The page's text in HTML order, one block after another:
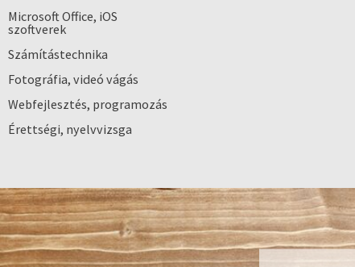
Microsoft Office, iOS
szoftverek
Számítástechnika
Fotográfia, videó vágás
Webfejlesztés, programozás
Érettségi, nyelvvizsga